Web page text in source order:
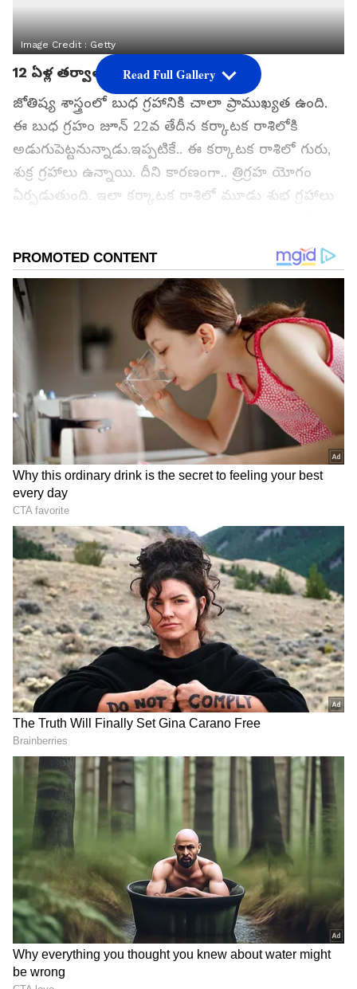
Image Credit :Getty
12 ఏళ్ల తర్వాత కలుస్తున్న గ్రహాలు...
జోతిష్య శాస్త్రంలో బుధ గ్రహానికి చాలా ప్రాముఖ్యత ఉంది.
ఈ బుధ గ్రహం జూన్ 22వ తేదీన కర్కాటక రాశిలోకి
అడుగుపెట్టనున్నాడు.ఇప్పటికే.. ఈ కర్కాటక రాశిలో గురు,
శుక్ర గ్రహాలు ఉన్నాయి. దీని కారణంగా.. త్రిగ్రహ యోగం
ఏర్పడుతుంది. ఇలా కర్కాటక రాశిలో మూడు శుభ గ్రహాలు
యోగం.. నాలుగు రాశులకు అద్భుతమైన ప్రయోజనాలను
తీసుకురానుంది. ముఖ్యంగా ఆ రోజు నుంచి ఈ రాశుల
వారికి గోల్డెన్ పీరియడ్ మొదలైనట్లే. మరి.. ఆ రాశులేంటో
గూగుల్‌లో ఆసక్తికరమైన సమాచారం కోసం ఏసియానెట్ తెలుగు
ను మీ ఫ్రిఫర్డ్ సోర్స్ గా ఎంచుకోండి
2
5
Getty
వృషభ రాశి..
కర్కాటక రాశిలో ఏర్పడుతున్న త్రిగ్రహ యోగం వృషభ
రాశివారికి చాలా అనుకూలంగా ఉంటుంది. శుభ ఫలితాలను
తీసుకు వస్తుంది.ఈ సమయంలో ఈ రాశివారి ఆత్మవిశ్వాసం
పెరుగుతుంది. పనితీరు మెరుగుపడుతుంది. ఉద్యోగంలో
మంచి గుర్తింపు పొందుతారు. మీ మాటకు విలువ
Read Full Gallery